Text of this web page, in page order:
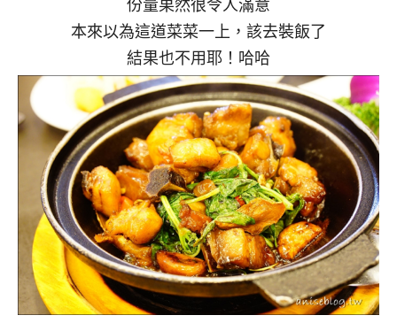
本來以為這道菜菜一上，該去裝飯了
結果也不用耶！哈哈